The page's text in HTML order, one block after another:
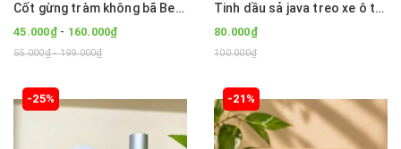
Cốt gừng tràm không bã Bekids Baby Care dùng cho tắm và ngâm chân nắp bật
45.000₫- 160.000₫
55.000₫ - 199.000₫
Tinh dầu sả java treo xe ô tô 8ml
80.000₫
100.000₫
-25% -21%